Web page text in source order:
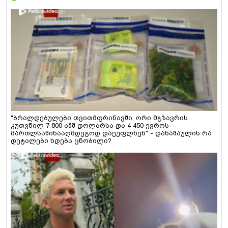
"ბრალდებულები თვითმფრინავში, ორი მგზავრის
კუთვნილ 7 800 აშშ დოლარსა და 4 450 ევროს
მართლსაწინააღმდეგოდ დაეუფლნენ" - დანაშაულის რა
დეტალები ხდება ცნობილი?